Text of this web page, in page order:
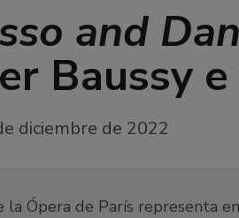
and
Baussy
diciembre de 2022
Ópera de París representa